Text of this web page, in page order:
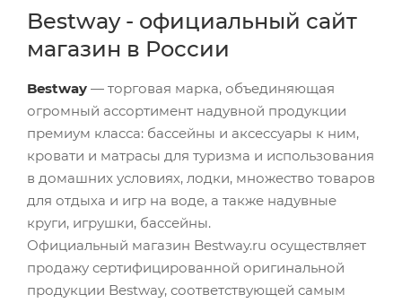
Bestway - официальный сайт
магазин в России
Bestway — торговая марка, объединяющая
огромный ассортимент надувной продукции
премиум класса: бассейны и аксессуары к ним,
кровати и матрасы для туризма и использования
в домашних условиях, лодки, множество товаров
для отдыха и игр на воде, а также надувные
круги, игрушки, бассейны.
Официальный магазин Bestway.ru осуществляет
продажу сертифицированной оригинальной
продукции Bestway, соответствующей самым